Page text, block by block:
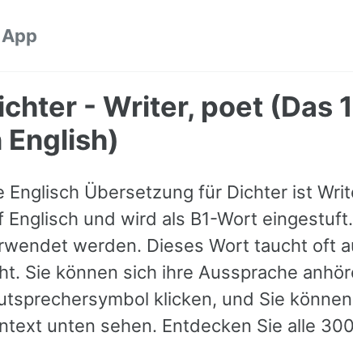
- Writer, poet (Das
English)
Englisch Übersetzung für Dichter ist
Englisch und wird als B1-Wort
werden. Dieses Wort taucht oft
Sie können sich ihre Aussprache
klicken, und Sie
unten sehen. Entdecken Sie alle